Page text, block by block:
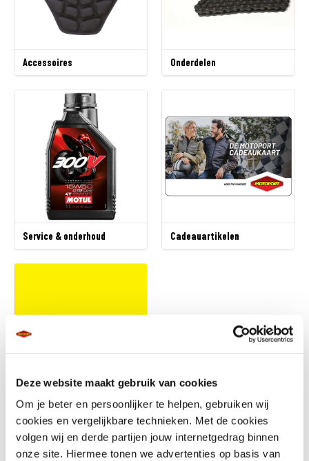
Deze website maakt gebruik van cookies
Om je beter en persoonlijker te helpen, gebruiken wij
cookies en vergelijkbare technieken. Met de cookies
volgen wij en derde partijen jouw internetgedrag binnen
onze site. Hiermee tonen we advertenties op basis van
Accessoires Onderdelen
Service & onderhoud Cadeauartikelen
Outlet